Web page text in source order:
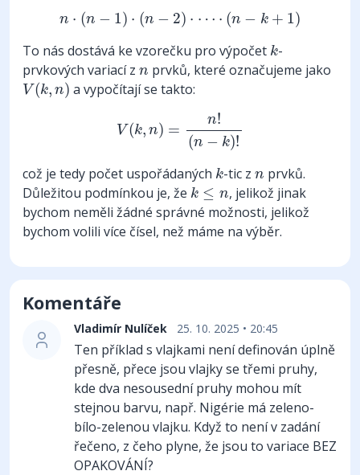
n ⋅ (n − 1) ⋅ (n − 2) ⋅ ⋯ ⋅ (n − k + 1)
n n− (n 2)⋅ ⋅(n )
To nás dostává ke vzorečku pro výpočet k
k-
prvkových variací z n
n prvků, které označujeme jako
V(k, n)
V(k,n) a vypočítají se takto:
V(k, n) =
n!
(n − k)!
k)!
což je tedy počet uspořádaných k
k-tic z n
n prvků.
Důležitou podmínkou je, že k ≤ n
k≤n
, jelikož jinak
bychom neměli žádné správné možnosti, jelikož
bychom volili více čísel, než máme na výběr.
Komentáře
Vladimír Nulíček 25. 10. 2025 • 20:45
Ten příklad s vlajkami není definován úplně
přesně, přece jsou vlajky se třemi pruhy,
kde dva nesousední pruhy mohou mít
stejnou barvu, např. Nigérie má zeleno-
bílo-zelenou vlajku. Když to není v zadání
řečeno, z čeho plyne, že jsou to variace BEZ
OPAKOVÁNÍ?